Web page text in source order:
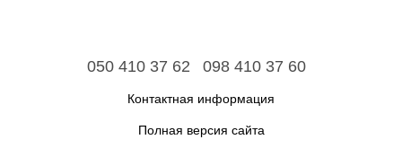
050 410 37 62 098 410 37 60
Контактная информация
Полная версия сайта